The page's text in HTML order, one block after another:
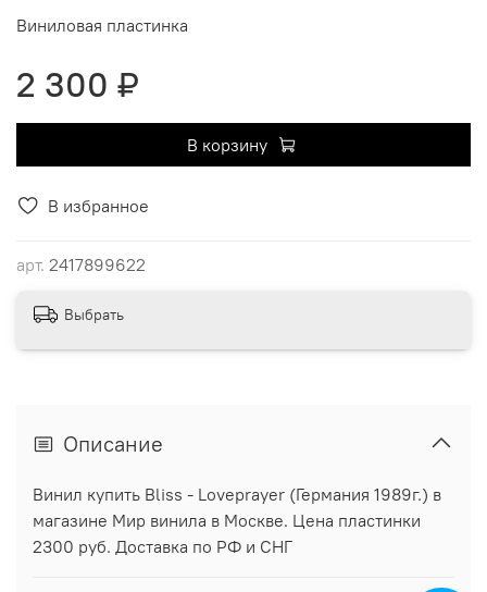
В избранное
арт. 2417899622
Виниловая пластинка
2 300 ₽
В корзину
Выбрать
Описание
Винил купить Bliss - Loveprayer (Германия 1989г.) в
магазине Мир винила в Москве. Цена пластинки
2300 руб. Доставка по РФ и СНГ